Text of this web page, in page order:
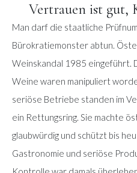
Vertrauen ist gut,
Man darf die staatliche
Bürokratiemonster abtun.
Weinskandal 1985 eingeführt.
Weine waren manipuliert
seriöse Betriebe standen im
ein Rettungsring. Sie machte
glaubwürdig und schützt bis
Gastronomie und seriöse